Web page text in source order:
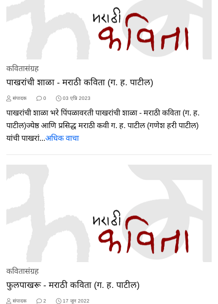
कवितासंग्रह
पाखरांची शाळा - मराठी कविता (ग. ह. पाटील)
संपादक 0 03 एप्रि 2023
पाखरांची शाळा भरे पिंपळावरती पाखरांची शाळा - मराठी कविता (ग. ह.
पाटील)ज्येष्ठ आणि प्रसिद्ध मराठी कवी ग. ह. पाटील (गणेश हरी पाटील)
यांची पाखरां...अधिक वाचा
कवितासंग्रह
फुलपाखरू - मराठी कविता (ग. ह. पाटील)
संपादक 2 17 जून 2022